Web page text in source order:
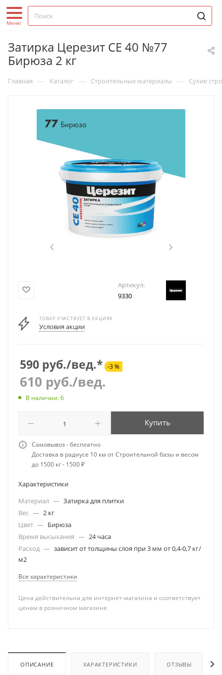
Затирка Церезит CE 40 №77
Бирюза 2 кг
Главная — Каталог — Строительные материалы — Сухие
Артикул:
9330
ТОВАР УЧАСТВУЕТ В АКЦИЯХ
Условия акции
590 руб./вед.* -3 %
610 руб./вед.
В наличии: 6
Купить
Самовывоз - бесплатно
Доставка в радиусе 10 км от Строительной базы и весом
до 1500 кг - 1500 ₽
Характеристики
Материал — Затирка для плитки
Вес — 2 кг
Цвет — Бирюза
Время высыхания — 24 часа
Расход — зависит от толщины слоя при 3 мм от 0,4-0,7 кг/
м2
Все характеристики
Цена действительна для интернет-магазина и соответствует
ценам в розничном магазине
ОПИСАНИЕ ХАРАКТЕРИСТИКИ ОТЗЫВЫ